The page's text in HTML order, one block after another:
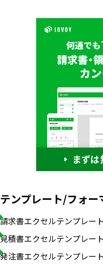
テンプレート/フォー
請求書エクセルテンプレート
見積書エクセルテンプレート
発注書エクセルテンプレート